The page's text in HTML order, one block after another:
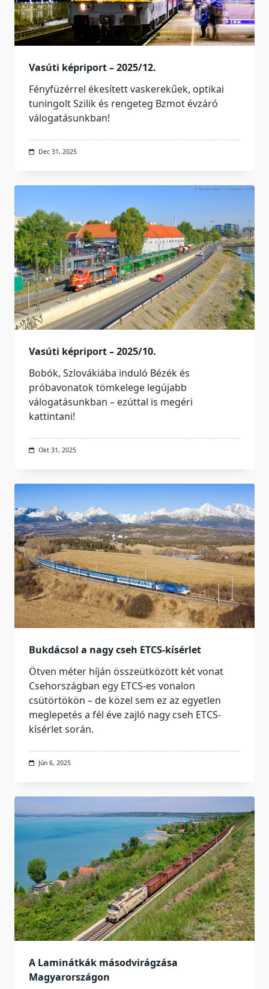
Vasúti képriport – 2025/12.
Fényfüzérrel ékesített vaskerekűek, optikai
tuningolt Szilik és rengeteg Bzmot évzáró
válogatásunkban!
Dec 31, 2025
Vasúti képriport – 2025/10.
Bobók, Szlovákiába induló Bézék és
próbavonatok tömkelege legújabb
válogatásunkban – ezúttal is megéri
kattintani!
Okt 31, 2025
Bukdácsol a nagy cseh ETCS-kísérlet
Ötven méter híján összeütközött két vonat
Csehországban egy ETCS-es vonalon
csütörtökön – de közel sem ez az egyetlen
meglepetés a fél éve zajló nagy cseh ETCS-
kísérlet során.
Jún 6, 2025
A Laminátkák másodvirágzása
Magyarországon